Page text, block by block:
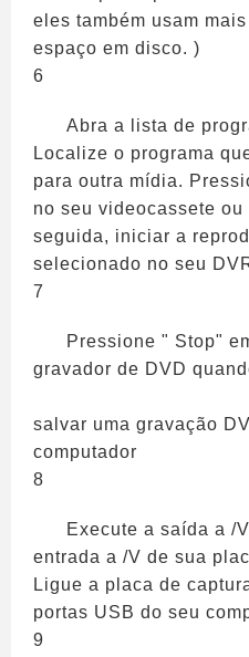
eles também usam
espaço em disco. )
6
Abra a lista de
Localize o programa
para outra mídia.
no seu videocassete
seguida, iniciar a
selecionado no seu
7
Pressione " Stop"
gravador de DVD
salvar uma gravação
computador
8
Execute a saída a /
entrada a /V de sua
Ligue a placa de
portas USB do seu
9